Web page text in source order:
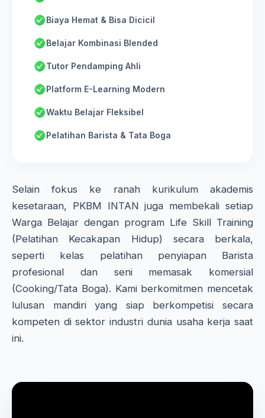
Biaya Hemat & Bisa Dicicil
Belajar Kombinasi Blended
Tutor Pendamping Ahli
Platform E-Learning Modern
Waktu Belajar Fleksibel
Pelatihan Barista & Tata Boga
Selain fokus ke ranah kurikulum akademis
kesetaraan, PKBM INTAN juga membekali setiap
Warga Belajar dengan program Life Skill Training
(Pelatihan Kecakapan Hidup) secara berkala,
seperti kelas pelatihan penyiapan Barista
profesional dan seni memasak komersial
(Cooking/Tata Boga). Kami berkomitmen mencetak
lulusan mandiri yang siap berkompetisi secara
kompeten di sektor industri dunia usaha kerja saat
ini.